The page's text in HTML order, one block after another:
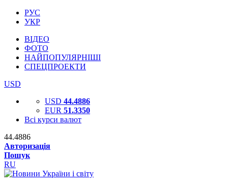
РУС
УКР
ВІДЕО
ФОТО
НАЙПОПУЛЯРНІШІ
СПЕЦПРОЕКТИ
USD
USD 44.4886
EUR 51.3350
Всі курси валют
44.4886
Авторизація
Пошук
RU